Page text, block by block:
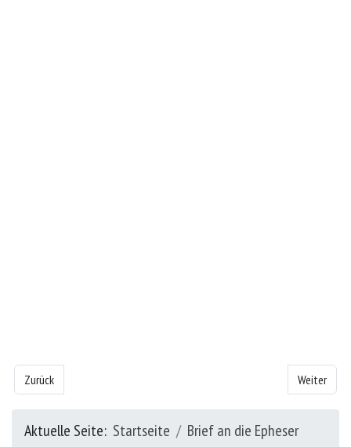
Vorheriger Beitrag: Der Brief an die Epheser - Kapitel 1
Zurück Nächster
Weiter
Aktuelle Seite: Startseite Brief an die Epheser